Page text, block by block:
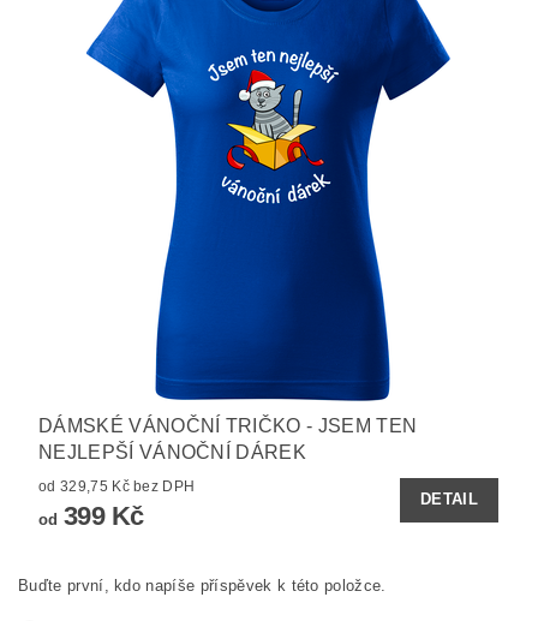
DÁMSKÉ VÁNOČNÍ TRIČKO - JSEM TEN
NEJLEPŠÍ VÁNOČNÍ DÁREK
od 329,75 Kč bez DPH
od 399 Kč
DETAIL
Buďte první, kdo napíše příspěvek k této položce.